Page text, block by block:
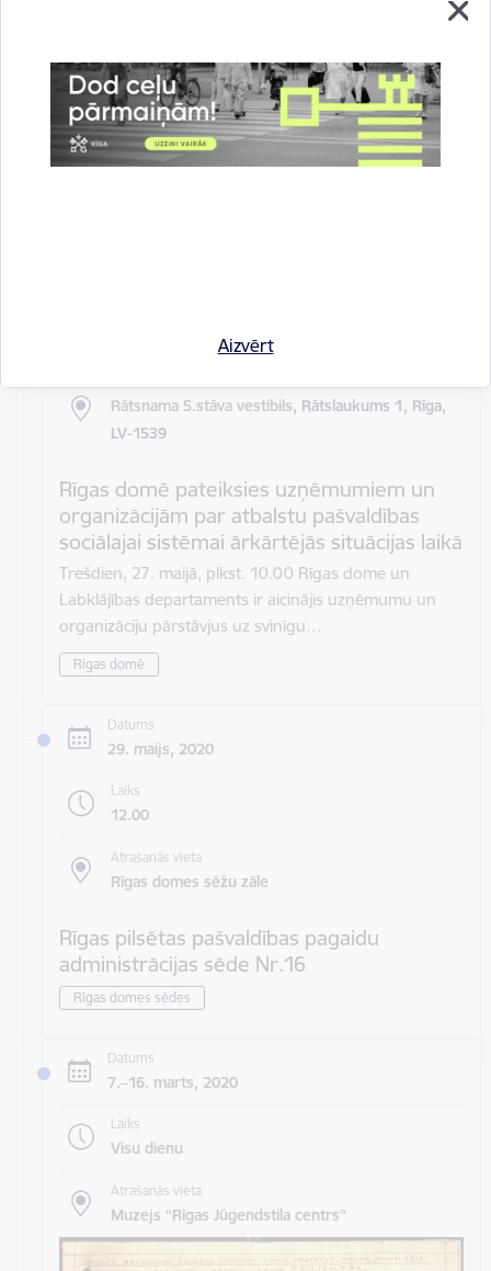
Aizvērt
14.sēde (ārkārtas)
Sēdes darba kārtība: Grozījumi Rīgas domes 2016.
gada 19. aprīļa saistošajos noteikumos Nr. 198 "Par
kārtību, kādā tiek…
Rātsnama 5.stāva vestibils, Rātslaukums 1, Rīga,
LV-1539
Rīgas domē pateiksies uzņēmumiem un
organizācijām par atbalstu pašvaldības
sociālajai sistēmai ārkārtējās situācijas laikā
Trešdien, 27. maijā, plkst. 10.00 Rīgas dome un
Labklājības departaments ir aicinājis uzņēmumu un
organizāciju pārstāvjus uz svinīgu…
Rīgas domē
Datums
29. maijs, 2020
Laiks
12.00
Atrašanās vieta
Rīgas domes sēžu zāle
Rīgas pilsētas pašvaldības pagaidu
administrācijas sēde Nr.16
Rīgas domes sēdes
Datums
7.–16. marts, 2020
Laiks
Visu dienu
Atrašanās vieta
Muzejs “Rīgas Jūgendstila centrs”